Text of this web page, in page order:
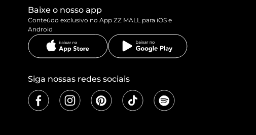
Baixe o nosso app
Conteúdo exclusivo no App ZZ MALL para iOS e
Android
Siga nossas redes sociais